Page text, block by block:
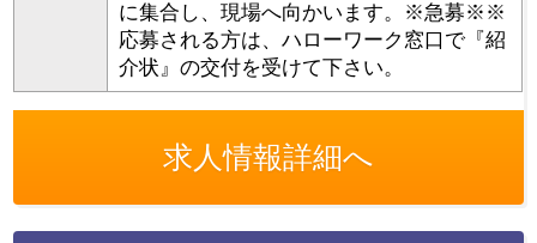
に集合し、現場へ向かいます。※急募※※
応募される方は、ハローワーク窓口で『紹
介状』の交付を受けて下さい。
求人情報詳細へ